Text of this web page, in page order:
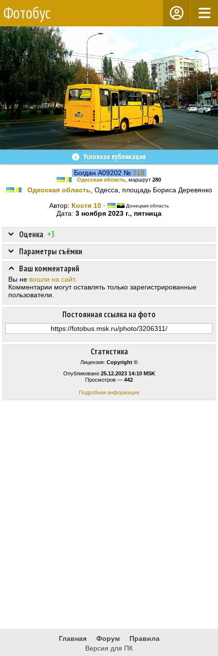
Фотобус
Условная публикация
Богдан А09202 № 318
Одесская область , маршрут 280
Одесская область , Одесса, площадь Бориса Деревянко
Автор: Костя 10 · Донецкая область
Дата: 3 ноября 2023 г., пятница
Статистика
Лицензия: Copyright ©
Опубликовано 25.12.2023 14:10 MSK
Просмотров — 442
Подробная информация
Оценка +3
Постоянная ссылка на фото
Параметры съёмки
Ваш комментарий
Вы не вошли на сайт.
Комментарии могут оставлять только зарегистрированные
пользователи.
Главная Форум
Правила
Версия для ПК